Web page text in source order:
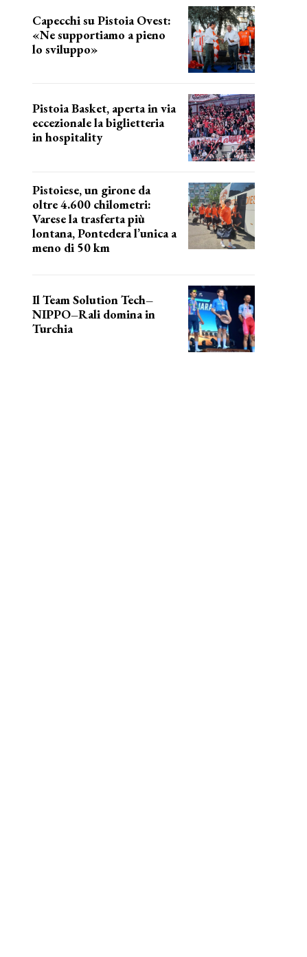
Capecchi su Pistoia Ovest:
«Ne supportiamo a pieno
lo sviluppo»
Pistoia Basket, aperta in via
eccezionale la biglietteria
in hospitality
Pistoiese, un girone da
oltre 4.600 chilometri:
Varese la trasferta più
lontana, Pontedera l’unica a
meno di 50 km
Il Team Solution Tech–
NIPPO–Rali domina in
Turchia